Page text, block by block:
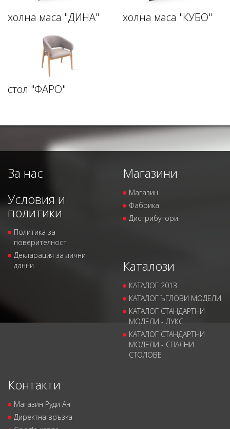
холна маса "ДИНА" холна маса "КУБО"
стол "ФАРО"
За нас
Условия и
политики
Политика за
поверителност
Декларация за лични
данни
Магазини
Магазин
Фабрика
Дистрибутори
Каталози
КАТАЛОГ 2013
КАТАЛОГ ЪГЛОВИ МОДЕЛИ
КАТАЛОГ СТАНДАРТНИ
МОДЕЛИ - ЛУКС
КАТАЛОГ СТАНДАРТНИ
МОДЕЛИ - СПАЛНИ
СТОЛОВЕ
Контакти
Магазин Руди Ан
Директна връзка